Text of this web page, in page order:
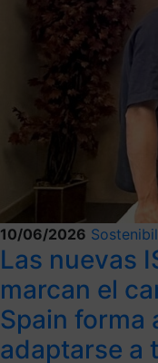
10/06/2026
Las nuevas
marcan el
Spain forma
adaptarse a